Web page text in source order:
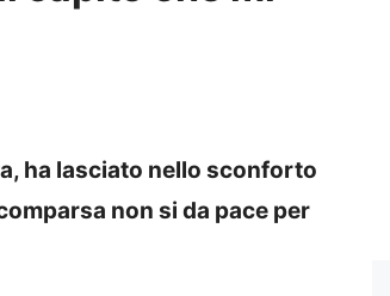
ha lasciato nello sconforto
non si da pace per